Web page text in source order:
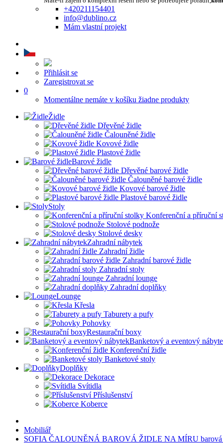
+420211154401
info@dublino.cz
Mám vlastní projekt
Přihlásit se
Zaregistrovat se
0
Momentálne nemáte v košíku žiadne produkty
Židle
Dřevěné židle
Čalouněné židle
Kovové židle
Plastové židle
Barové židle
Dřevěné barové židle
Čalouněné barové židle
Kovové barové židle
Plastové barové židle
Stoly
Konferenční a příruční
Stolové podnože
Stolové desky
Zahradní nábytek
Zahradní židle
Zahradní barové židle
Zahradní stoly
Zahradní lounge
Zahradní doplňky
Lounge
Křesla
Taburety a pufy
Pohovky
Restaurační boxy
Banketový a eventový
Konferenční židle
Banketové stoly
Doplňky
Dekorace
Svítidla
Příslušenství
Koberce
Mobiliář
SOFIA ČALOUNĚNÁ BAROVÁ ŽIDLE NA MÍRU barová